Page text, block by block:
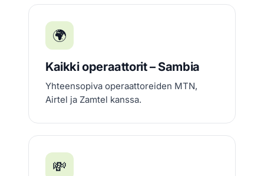
🌍
Kaikki operaattorit – Sambia
Yhteensopiva operaattoreiden MTN,
Airtel ja Zamtel kanssa.
💸